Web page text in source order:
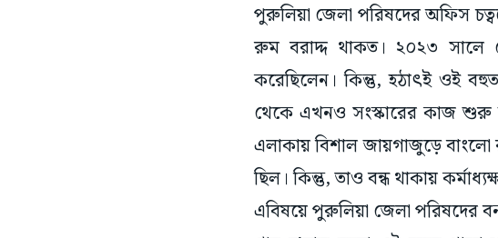
পুরুলিয়া জেলা পরিষদের অফিস
রুম বরাদ্দ থাকত। ২০২৩
করেছিলেন। কিন্তু, হঠাৎই ওই
থেকে এখনও সংস্কারের কাজ শুরু
এলাকায় বিশাল জায়গাজুড়ে বাংলো
ছিল। কিন্তু, তাও বন্ধ থাকায়
এবিষয়ে পুরুলিয়া জেলা পরিষদের বন